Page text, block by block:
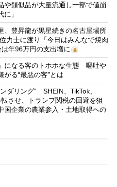
や類似品が大量流通し一部で値崩
」
、豊昇龍が黒星続きの名古屋場所
力士に渡り「今日はみんなで焼肉
年96万円の支出増に
になる客のトホホな生態 嘔吐や
る“最悪の客”とは
ダリング” SHEIN、TikTok、
させ、トランプ関税の回避を狙
企業の農業参入・土地取得への